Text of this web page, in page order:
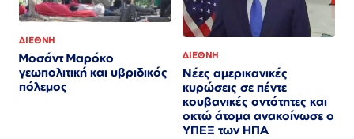
ΔΙΕΘΝΗ
Μοσάντ Μαρόκο
γεωπολιτική και υβριδικός
πόλεμος
ΔΙΕΘΝΗ
Νέες αμερικανικές
κυρώσεις σε πέντε
κουβανικές οντότητες και
οκτώ άτομα ανακοίνωσε ο
ΥΠΕΞ των ΗΠΑ